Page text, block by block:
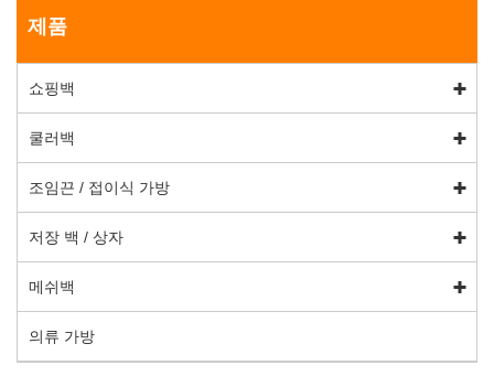
제품
쇼핑백
쿨러백
조임끈 / 접이식 가방
저장 백 / 상자
메쉬백
의류 가방